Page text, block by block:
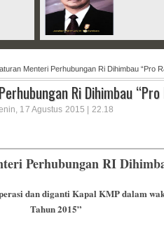
Menteri Perhubungan Ri Dihimbau “Pro
Ri Dihimbau “Pro
17 Agustus 2015 | 22.18
Perhubungan RI
dan diganti Kapal KMP dalam
Tahun 2015”